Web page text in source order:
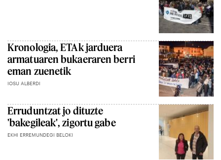
Kronologia, ETAk jarduera
armatuaren bukaeraren berri
eman zuenetik
IOSU ALBERDI
Erruduntzat jo dituzte
'bakegileak', zigortu gabe
EKHI ERREMUNDEGI BELOKI